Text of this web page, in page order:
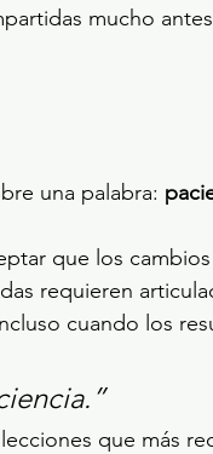
mucho
una palabra:
que los cambios
requieren
cuando los
que más